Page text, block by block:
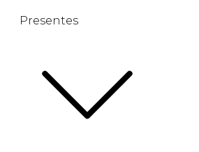
Presentes